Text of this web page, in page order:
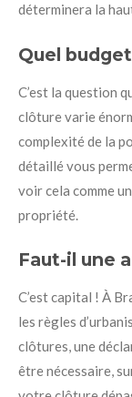
déterminera la
Quel
C’est la question
clôture varie
complexité de la
détaillé vous
voir cela comme
propriété.
Faut-il une
C’est capital ! À
les règles
clôtures, une
être nécessaire,